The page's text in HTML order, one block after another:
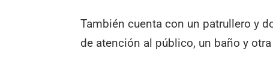
También cuenta con un patrullero y
de atención al público, un baño y